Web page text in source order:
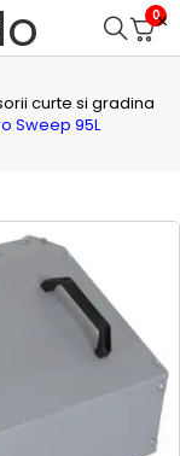
0
curte si gradina
Sweep 95L